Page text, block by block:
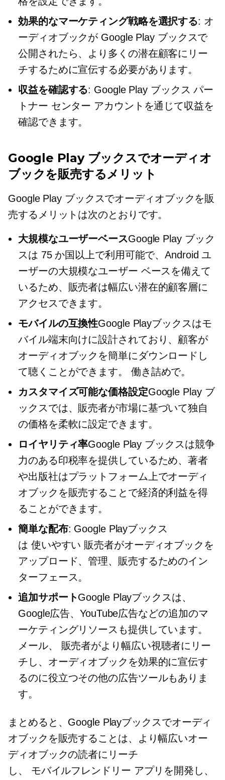
効果的なマーケティング戦略を選択する: オ
ーディオブックが Google Play ブックスで
公開されたら、より多くの潜在顧客にリー
チするために宣伝する必要があります。
収益を確認する: Google Play ブックス パー
トナー センター アカウントを通じて収益を
確認できます。
Google Play ブックスでオーディオ
ブックを販売するメリット
Google Play ブックスでオーディオブックを販
売するメリットは次のとおりです。
大規模なユーザーベースGoogle Play ブック
スは 75 か国以上で利用可能で、Android ユ
ーザーの大規模なユーザー ベースを備えて
いるため、販売者は幅広い潜在的顧客層に
アクセスできます。
モバイルの互換性Google Playブックスはモ
バイル端末向けに設計されており、顧客が
オーディオブックを簡単にダウンロードし
て聴くことができます。 働き詰めで。
カスタマイズ可能な価格設定Google Play ブ
ックスでは、販売者が市場に基づいて独自
の価格を柔軟に設定できます。
ロイヤリティ率Google Play ブックスは競争
力のある印税率を提供しているため、著者
や出版社はプラットフォーム上でオーディ
オブックを販売することで経済的利益を得
ることができます。
簡単な配布: Google Playブックス
は 使いやすい 販売者がオーディオブックを
アップロード、管理、販売するためのイン
ターフェース。
追加サポートGoogle Playブックスは、
Google広告、YouTube広告などの追加のマ
ーケティングリソースも提供しています。
メール、
販売者がより幅広い視聴者にリー
チし、オーディオブックを効果的に宣伝す
るのに役立つその他の広告ツールもありま
す。
まとめると、Google Playブックスでオーディ
オブックを販売することは、より幅広いオー
ディオブックの読者にリーチ
し、 モバイルフレンドリー アプリを開発し、